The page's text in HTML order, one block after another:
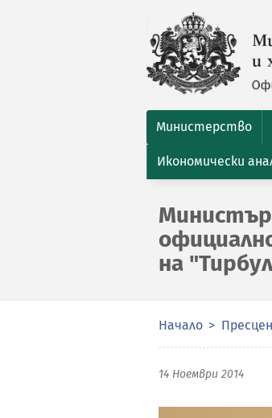
Министерство
Икономически
на
Начало
14 Ноември 2014